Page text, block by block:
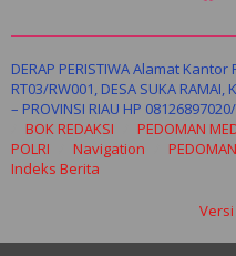
DERAP PERISTIWA Alamat Kantor
RT03/RW001, DESA SUKA RAMAI,
– PROVINSI RIAU HP
BOK REDAKSI
PEDOMAN
POLRI
Navigation
Indeks Berita
Versi